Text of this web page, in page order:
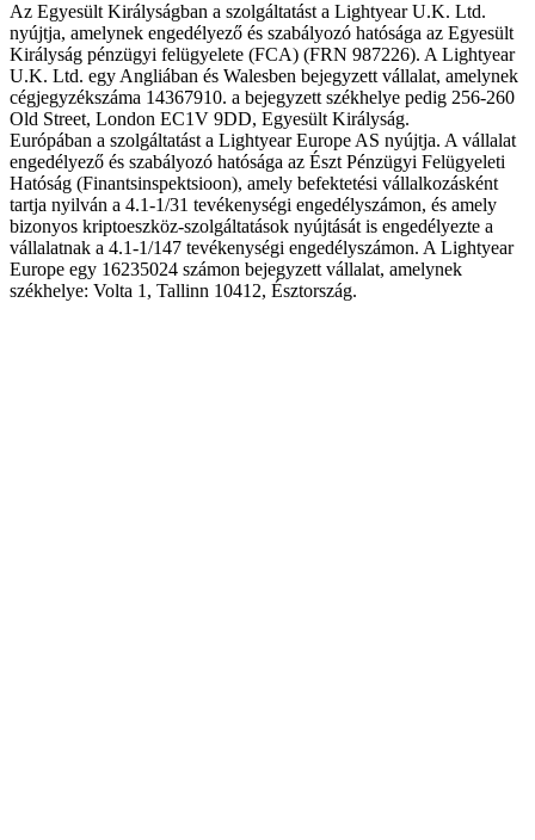
Az Egyesült Királyságban a szolgáltatást a Lightyear U.K. Ltd.
nyújtja, amelynek engedélyező és szabályozó hatósága az Egyesült
Királyság pénzügyi felügyelete (FCA) (FRN 987226). A Lightyear
U.K. Ltd. egy Angliában és Walesben bejegyzett vállalat, amelynek
cégjegyzékszáma 14367910. a bejegyzett székhelye pedig 256-260
Old Street, London EC1V 9DD, Egyesült Királyság.
Európában a szolgáltatást a Lightyear Europe AS nyújtja. A vállalat
engedélyező és szabályozó hatósága az Észt Pénzügyi Felügyeleti
Hatóság (Finantsinspektsioon), amely befektetési vállalkozásként
tartja nyilván a 4.1-1/31 tevékenységi engedélyszámon, és amely
bizonyos kriptoeszköz-szolgáltatások nyújtását is engedélyezte a
vállalatnak a 4.1-1/147 tevékenységi engedélyszámon. A Lightyear
Europe egy 16235024 számon bejegyzett vállalat, amelynek
székhelye: Volta 1, Tallinn 10412, Észtország.